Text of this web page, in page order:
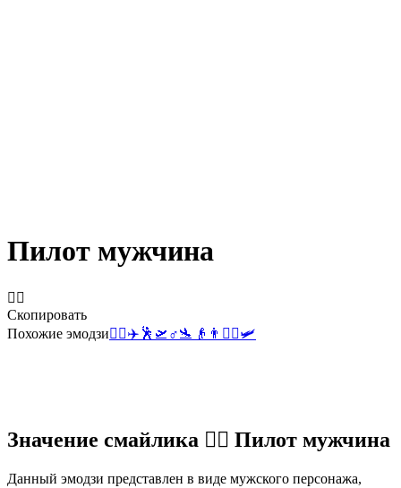
Пилот мужчина
👨‍✈️
Скопировать
Похожие эмодзи👩‍✈️✈️ 🕺 🛫 ♂️🛬 👴 👨 🧑‍✈️🛩️
Значение смайлика 👨‍✈️ Пилот мужчина
️Данный эмодзи представлен в виде мужского персонажа,